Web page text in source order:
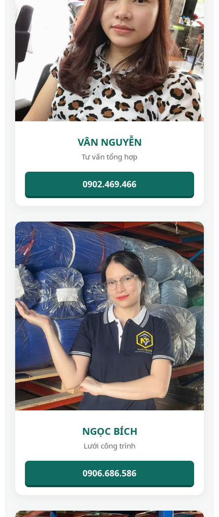
VÂN NGUYỄN
Tư vấn tổng hợp
0902.469.466
NGỌC BÍCH
Lưới công trình
0906.686.586